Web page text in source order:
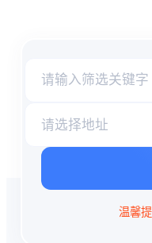
请选择地址
温馨